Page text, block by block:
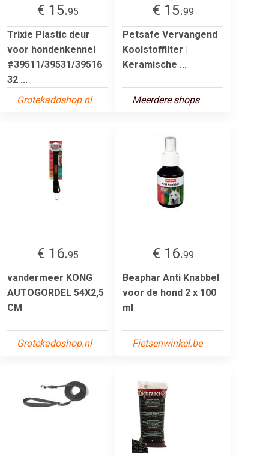
€ 15.95
Trixie Plastic deur
voor hondenkennel
#39511/39531/39516
32 ...
Grotekadoshop.nl
€ 15.99
Petsafe Vervangend
Koolstoffilter |
Keramische ...
Meerdere shops
€ 16.95
vandermeer KONG
AUTOGORDEL 54X2,5
CM
Grotekadoshop.nl
€ 16.99
Beaphar Anti Knabbel
voor de hond 2 x 100
ml
Fietsenwinkel.be